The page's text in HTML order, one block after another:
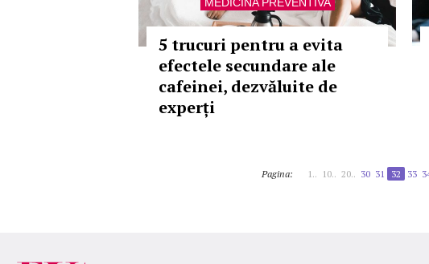
5 trucuri pentru a evita
efectele secundare ale
cafeinei, dezvăluite de
experți
Pagina: 1.. 10.. 20.. 30 31 32 33